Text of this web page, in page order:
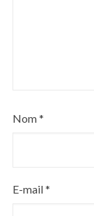
Nom*
E-mail*